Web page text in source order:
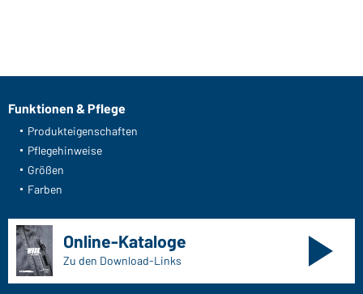
Funktionen & Pflege
Produkteigenschaften
Pflegehinweise
Größen
Farben
Online-Kataloge
Zu den Download-Links